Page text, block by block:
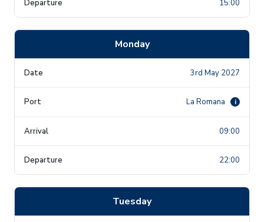
15:00
Monday
3rd May 2027
La Romana i
09:00
22:00
Tuesday